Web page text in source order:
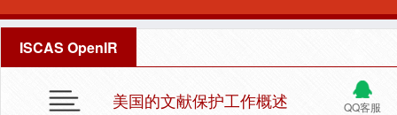
ISCAS OpenIR
QQ客服
美国的文献保护工作概述